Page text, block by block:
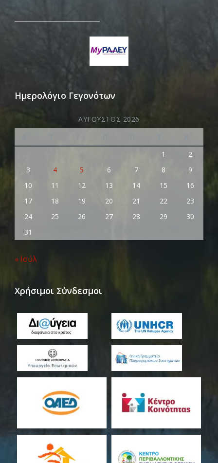
Ημερολόγιο Γεγονότων
ΑΎΓΟΥΣΤΟΣ 2026
1
2
3
4 5 6 7 8
9
10
11 12 13 14 15
16
17
18 19 20 21 22
23
24
25 26 27 28 29
30
31
« Ιούλ
Χρήσιμοι Σύνδεσμοι